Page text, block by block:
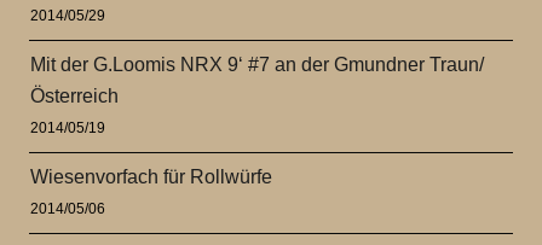
2014/05/29
Mit der G.Loomis NRX 9‘ #7 an der Gmundner Traun/
Österreich
2014/05/19
Wiesenvorfach für Rollwürfe
2014/05/06